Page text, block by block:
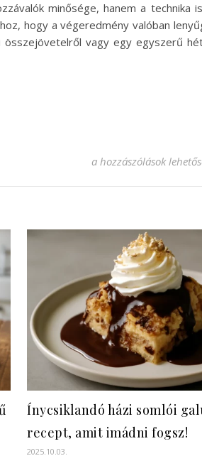
minősége, hanem a technika
hogy a végeredmény valóban
összejövetelről vagy egy egyszerű
Diós csokis torta recept
a hozzászólások
Ínycsiklandó házi somlói
recept, amit imádni fogsz!
2025.10.03.